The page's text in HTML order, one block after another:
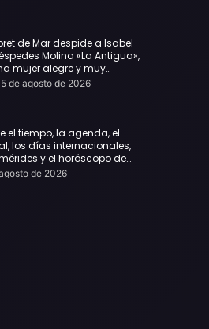
de Mar despide a Isabel
Molina «La Antigua»,
mujer alegre y muy
en la población
5 de agosto de 2026
el tiempo, la agenda, el
los días internacionales,
y el horóscopo de
5 de agosto de 2026:
de 2026